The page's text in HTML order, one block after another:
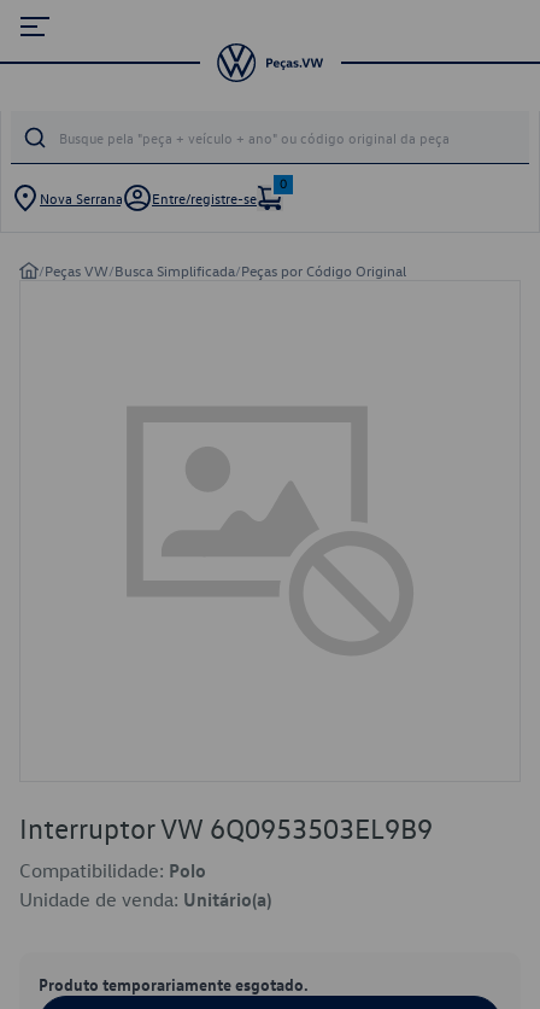
Nova Serrana Entre/registre-se
0
/Peças VW/Busca Simplificada/Peças por Código Original
Interruptor VW 6Q0953503EL9B9
Compatibilidade: Polo
Unidade de venda: Unitário(a)
Produto temporariamente esgotado.